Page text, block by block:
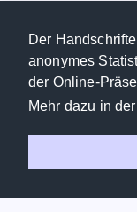
Der
anonymes
der Online-
Mehr dazu in der